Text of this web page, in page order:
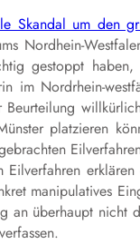
Skandal um den
Nordhein-
gestoppt
im Nordrhein-
platzieren
manipulatives
überhaupt nicht